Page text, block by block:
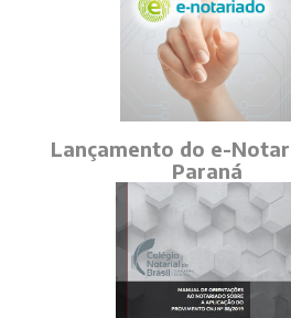
Lançamento do e-
Paraná